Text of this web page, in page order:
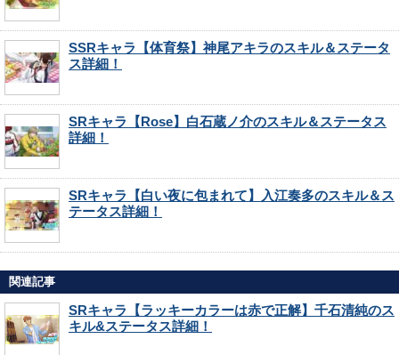
SSRキャラ【体育祭】神尾アキラのスキル＆ステータ
ス詳細！
SRキャラ【Rose】白石蔵ノ介のスキル＆ステータス
詳細！
SRキャラ【白い夜に包まれて】入江奏多のスキル＆ス
テータス詳細！
関連記事
SRキャラ【ラッキーカラーは赤で正解】千石清純のス
キル&ステータス詳細！